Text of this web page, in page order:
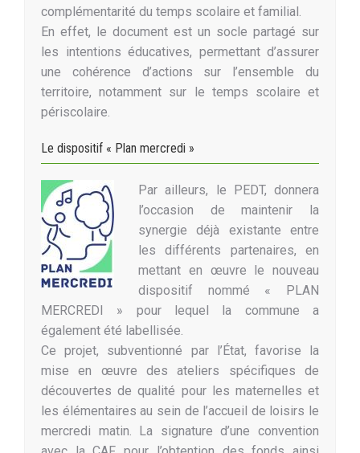
complémentarité du temps scolaire et familial.
En effet, le document est un socle partagé sur
les intentions éducatives, permettant d’assurer
une cohérence d’actions sur l’ensemble du
territoire, notamment sur le temps scolaire et
périscolaire.
Le dispositif « Plan mercredi »
Par ailleurs, le PEDT, donnera
l’occasion de maintenir la
synergie déjà existante entre
les différents partenaires, en
mettant en œuvre le nouveau
dispositif nommé « PLAN
MERCREDI » pour lequel la commune a
également été labellisée.
Ce projet, subventionné par l’État, favorise la
mise en œuvre des ateliers spécifiques de
découvertes de qualité pour les maternelles et
les élémentaires au sein de l’accueil de loisirs le
mercredi matin. La signature d’une convention